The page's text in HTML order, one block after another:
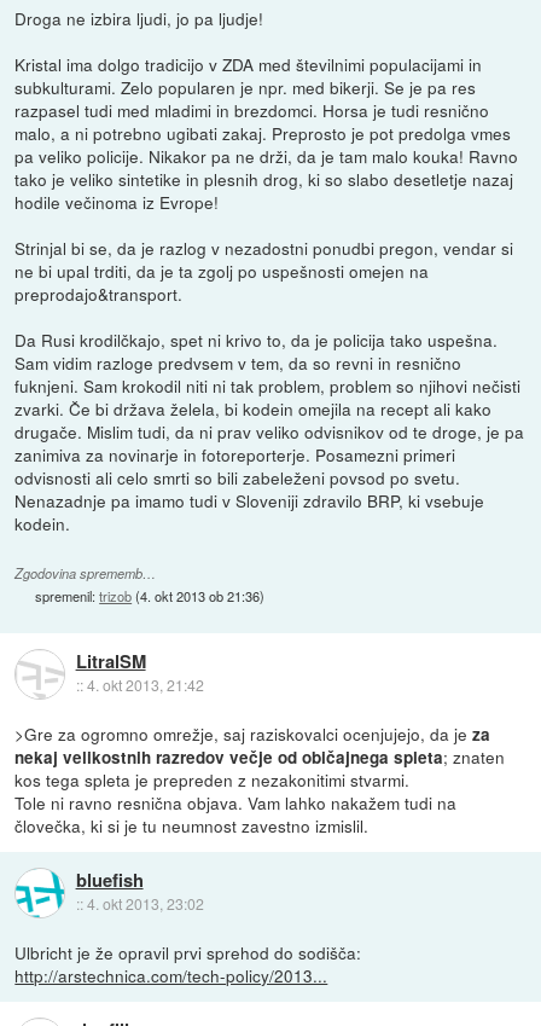
Droga ne izbira ljudi, jo pa ljudje!
Kristal ima dolgo tradicijo v ZDA med številnimi populacijami in
subkulturami. Zelo popularen je npr. med bikerji. Se je pa res
razpasel tudi med mladimi in brezdomci. Horsa je tudi resnično
malo, a ni potrebno ugibati zakaj. Preprosto je pot predolga vmes
pa veliko policije. Nikakor pa ne drži, da je tam malo kouka! Ravno
tako je veliko sintetike in plesnih drog, ki so slabo desetletje nazaj
hodile večinoma iz Evrope!
Strinjal bi se, da je razlog v nezadostni ponudbi pregon, vendar si
ne bi upal trditi, da je ta zgolj po uspešnosti omejen na
preprodajo&transport.
Da Rusi krodilčkajo, spet ni krivo to, da je policija tako uspešna.
Sam vidim razloge predvsem v tem, da so revni in resnično
fuknjeni. Sam krokodil niti ni tak problem, problem so njihovi nečisti
zvarki. Če bi država želela, bi kodein omejila na recept ali kako
drugače. Mislim tudi, da ni prav veliko odvisnikov od te droge, je pa
zanimiva za novinarje in fotoreporterje. Posamezni primeri
odvisnosti ali celo smrti so bili zabeleženi povsod po svetu.
Nenazadnje pa imamo tudi v Sloveniji zdravilo BRP, ki vsebuje
kodein.
Zgodovina sprememb…
spremenil:trizob(4. okt 2013 ob 21:36)
LitralSM
::4. okt 2013, 21:42
>Gre za ogromno omrežje, saj raziskovalci ocenjujejo, da je za
nekaj velikostnih razredov večje od običajnega spleta; znaten
kos tega spleta je prepreden z nezakonitimi stvarmi.
Tole ni ravno resnična objava. Vam lahko nakažem tudi na
človečka, ki si je tu neumnost zavestno izmislil.
bluefish
::4. okt 2013, 23:02
Ulbricht je že opravil prvi sprehod do sodišča:
http://arstechnica.com/tech-policy/2013...